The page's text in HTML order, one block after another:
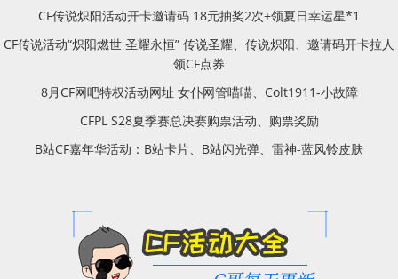
CF传说炽阳活动开卡邀请码 18元抽奖2次+领夏日幸运星*1
CF传说活动“炽阳燃世 圣耀永恒” 传说圣耀、传说炽阳、邀请码开卡拉人
领CF点券
8月CF网吧特权活动网址 女仆网管喵喵、Colt1911-小故障
CFPL S28夏季赛总决赛购票活动、购票奖励
B站CF嘉年华活动：B站卡片、B站闪光弹、雷神-蓝风铃皮肤